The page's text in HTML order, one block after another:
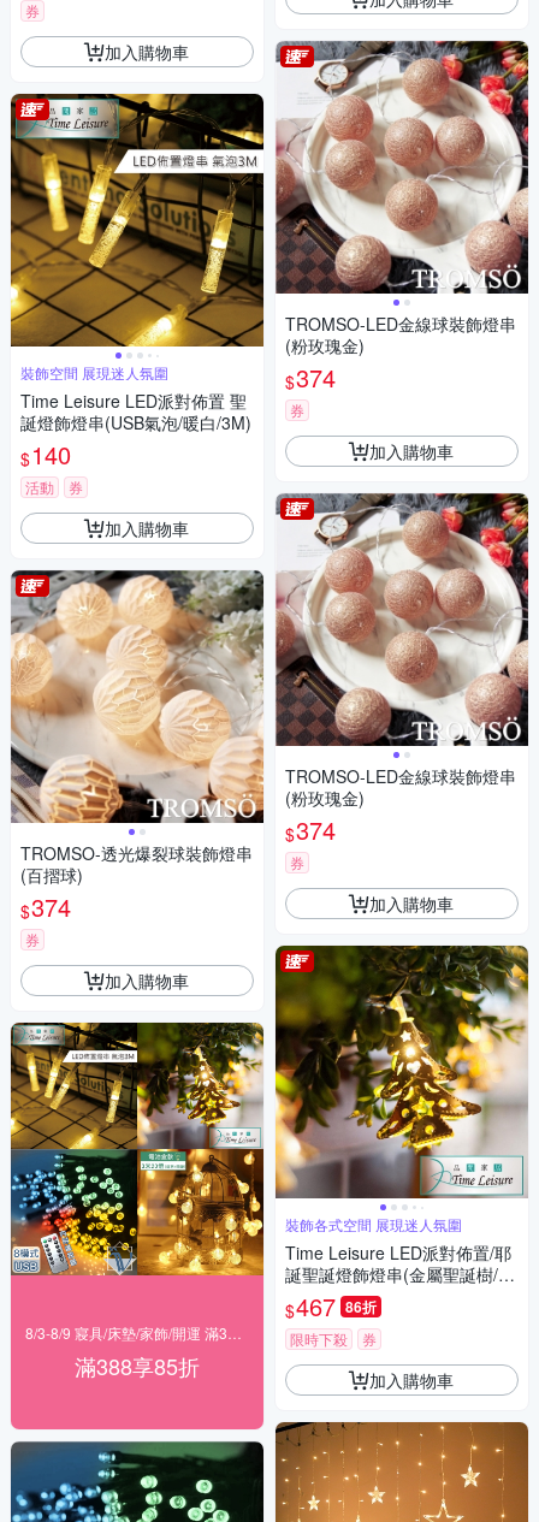
券
加入購物車
裝飾空間 展現迷人氛圍
Time Leisure LED派對佈置 聖
誕燈飾燈串(USB氣泡/暖白/3M)
$140
活動 券
加入購物車
TROMSO-透光爆裂球裝飾燈串
(百摺球)
$374
券
加入購物車
滿388享85折
TROMSO-LED金線球裝飾燈串
(粉玫瑰金)
$374
券
加入購物車
TROMSO-LED金線球裝飾燈串
(粉玫瑰金)
$374
券
加入購物車
裝飾各式空間 展現迷人氛圍
Time Leisure LED派對佈置/耶
誕聖誕燈飾燈串(金屬聖誕樹/暖
白/4M)
$467 86折
限時下殺 券
加入購物車